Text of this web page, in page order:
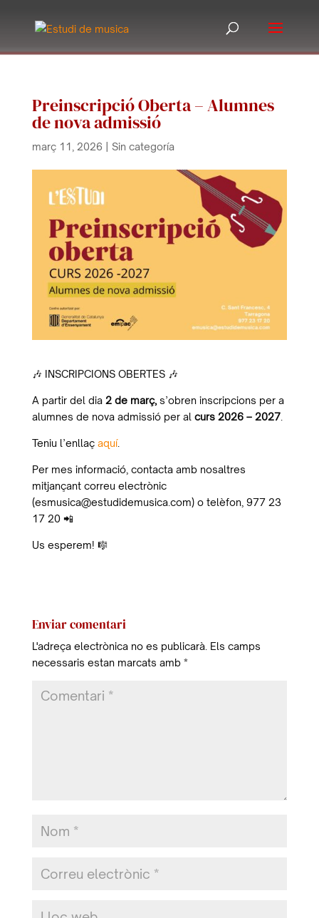
Preinscripció Oberta – Alumnes
de nova admissió
març 11, 2026 Sin categoría
🎶 INSCRIPCIONS OBERTES 🎶
A partir del dia 2 de març,s’obren inscripcions per a
alumnes de nova admissió per al curs 2026 – 2027.
Teniu l’enllaç aquí.
Per mes informació, contacta amb nosaltres
mitjançant correu electrònic
(esmusica@estudidemusica.com) o telèfon, 977 23
17 20 📲
Us esperem! 🎼
Enviar comentari
L'adreça electrònica no es publicarà. Els camps
necessaris estan marcats amb *